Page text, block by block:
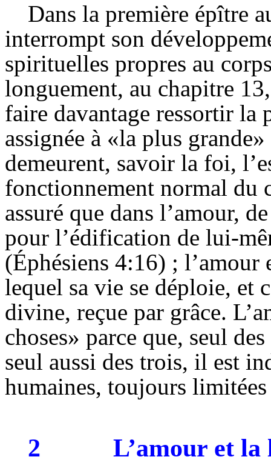
Dans la première épître
interrompt son
spirituelles propres au
longuement, au chapitre
faire davantage ressortir la
assignée à «la plus
demeurent, savoir la foi,
fonctionnement normal du
assuré que dans l’amour,
pour l’édification de lui-
(Éphésiens 4:16) ; l’amour
lequel sa vie se déploie, et
divine, reçue par grâce.
choses» parce que, seul
seul aussi des trois, il est
humaines, toujours
2 L’amour et la